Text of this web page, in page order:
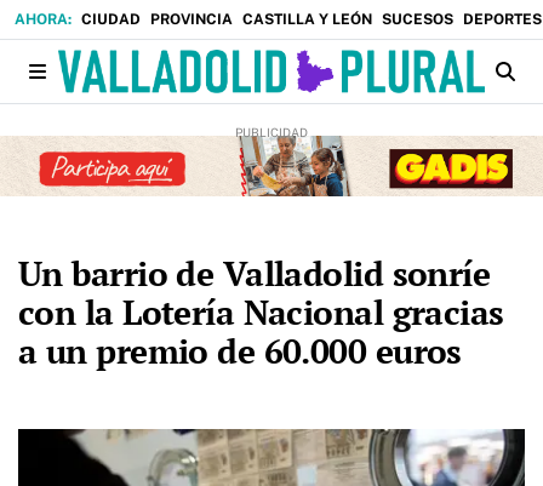
CIUDAD PROVINCIA CASTILLA Y LEÓN SUCESOS DEPORTES
Un barrio de Valladolid sonríe
con la Lotería Nacional gracias
a un premio de 60.000 euros